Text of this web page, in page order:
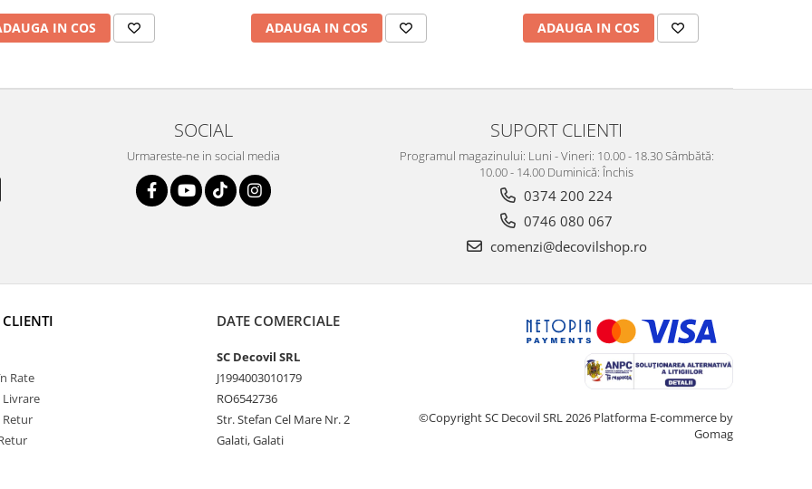
IN COS ADAUGA IN COS ADAUGA IN COS
SOCIAL
Urmareste-ne in social media
SUPORT CLIENTI
Programul magazinului: Luni - Vineri: 10.00 - 18.30 Sâmbătă:
10.00 - 14.00 Duminică: Închis
0374 200 224
0746 080 067
comenzi@decovilshop.ro
Rate
Livrare
Retur
DATE COMERCIALE
SC Decovil SRL
J1994003010179
RO6542736
Str. Stefan Cel Mare Nr. 2
Galati, Galati
©Copyright SC Decovil SRL 2026 Platforma E-commerce by
Gomag